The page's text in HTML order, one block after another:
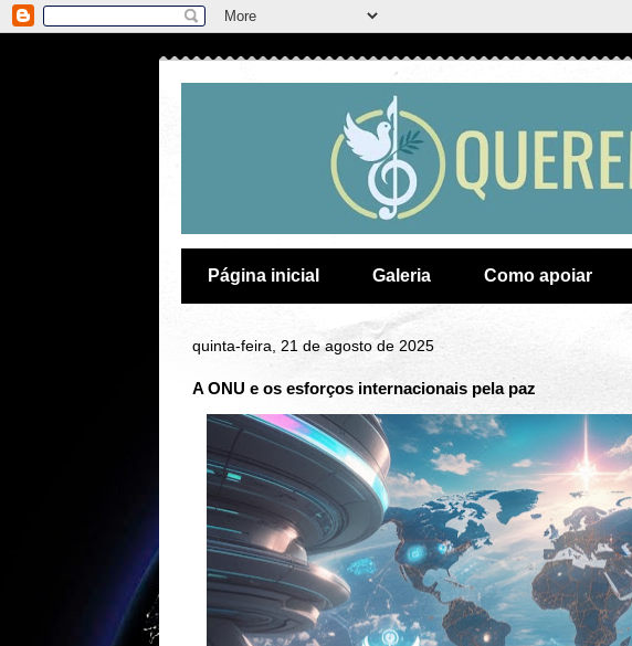
Página inicial Galeria Como apoiar
quinta-feira, 21 de agosto de 2025
A ONU e os esforços internacionais pela paz